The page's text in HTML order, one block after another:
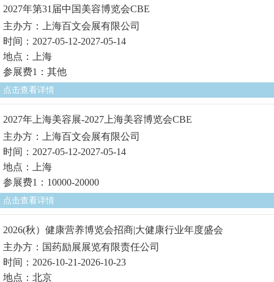
2027年第31届中国美容博览会CBE
主办方：上海百文会展有限公司
时间：2027-05-12-2027-05-14
地点：上海
参展费1：其他
点击查看详情
2027年上海美容展-2027上海美容博览会CBE
主办方：上海百文会展有限公司
时间：2027-05-12-2027-05-14
地点：上海
参展费1：10000-20000
点击查看详情
2026(秋）健康营养博览会招商|大健康行业年度盛会
主办方：国药励展展览有限责任公司
时间：2026-10-21-2026-10-23
地点：北京